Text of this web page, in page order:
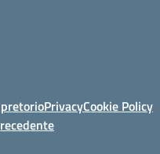
PrivacyCookie Policy